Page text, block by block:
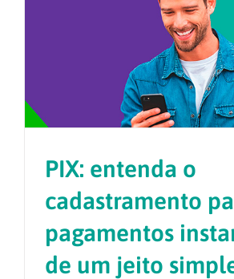
PIX: entenda o
cadastramento
pagamentos
de um jeito